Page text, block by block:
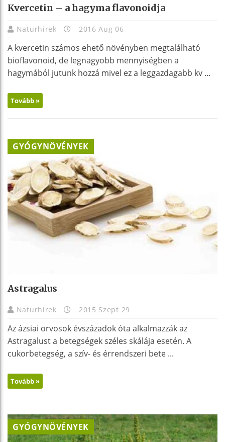
Kvercetin – a hagyma flavonoidja
Naturhirek 2016 Aug 06
A kvercetin számos ehető növényben megtalálható
bioflavonoid, de legnagyobb mennyiségben a
hagymából jutunk hozzá mivel ez a leggazdagabb kv ...
Tovább »
GYÓGYNÖVÉNYEK
Astragalus
Naturhirek 2015 Szept 29
Az ázsiai orvosok évszázadok óta alkalmazzák az
Astragalust a betegségek széles skálája esetén. A
cukorbetegség, a szív- és érrendszeri bete ...
Tovább »
GYÓGYNÖVÉNYEK